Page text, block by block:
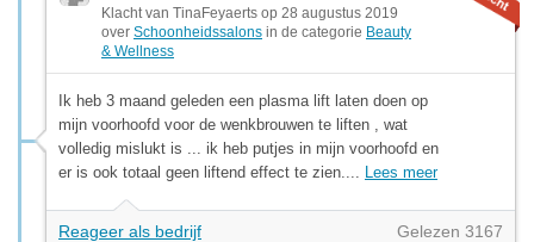
Klacht van TinaFeyaerts op 28 augustus 2019
over Schoonheidssalons in de categorie Beauty
& Wellness
Ik heb 3 maand geleden een plasma lift laten doen op
mijn voorhoofd voor de wenkbrouwen te liften , wat
volledig mislukt is ... ik heb putjes in mijn voorhoofd en
er is ook totaal geen liftend effect te zien.... Lees meer
Reageer als bedrijf Gelezen 3167